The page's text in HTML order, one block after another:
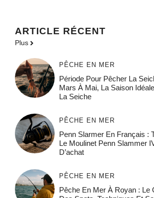
ARTICLE RÉCENT
Plus
PÊCHE EN MER
Période Pour Pêcher La
Mars À Mai, La Saison
La Seiche
PÊCHE EN MER
Penn Slarmer En Français :
Le Moulinet Penn Slammer
D’achat
PÊCHE EN MER
Pêche En Mer À Royan : Le